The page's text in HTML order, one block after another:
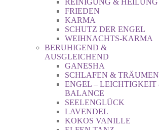
REINIGUNG & HEILUNG
FRIEDEN
KARMA
SCHUTZ DER ENGEL
WEIHNACHTS-KARMA
BERUHIGEND &
AUSGLEICHEND
GANESHA
SCHLAFEN & TRÄUMEN
ENGEL – LEICHTIGKEIT
BALANCE
SEELENGLÜCK
LAVENDEL
KOKOS VANILLE